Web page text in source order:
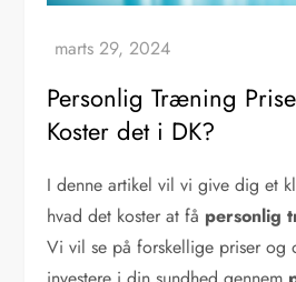
Personlig Træning
Koster det i DK?
I denne artikel vil vi give dig et
hvad det koster at få personlig
Vi vil se på forskellige priser og